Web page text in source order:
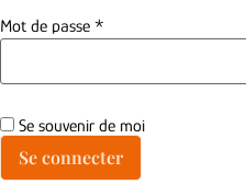
Mot de passe *
Se souvenir de moi
Se connecter